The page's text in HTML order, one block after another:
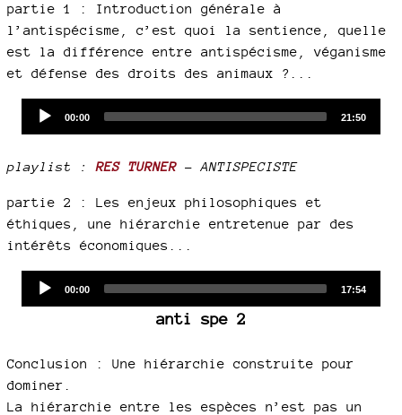
partie 1 : Introduction générale à
l’antispécisme, c’est quoi la sentience, quelle
est la différence entre antispécisme, véganisme
et défense des droits des animaux ?...
Current
00:00
Total
21:50
playlist :RES TURNER - ANTISPECISTE
partie 2 : Les enjeux philosophiques et
éthiques, une hiérarchie entretenue par des
intérêts économiques...
Current
00:00
Total
17:54
anti spe 2
Conclusion : Une hiérarchie construite pour
dominer.
La hiérarchie entre les espèces n’est pas un